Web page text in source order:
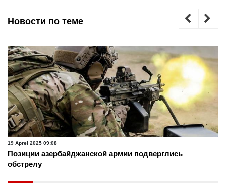
Новости по теме
19 Aprel 2025 09:08
Позиции азербайджанской армии подверглись
обстрелу